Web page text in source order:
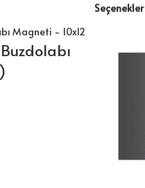
Seçenekler